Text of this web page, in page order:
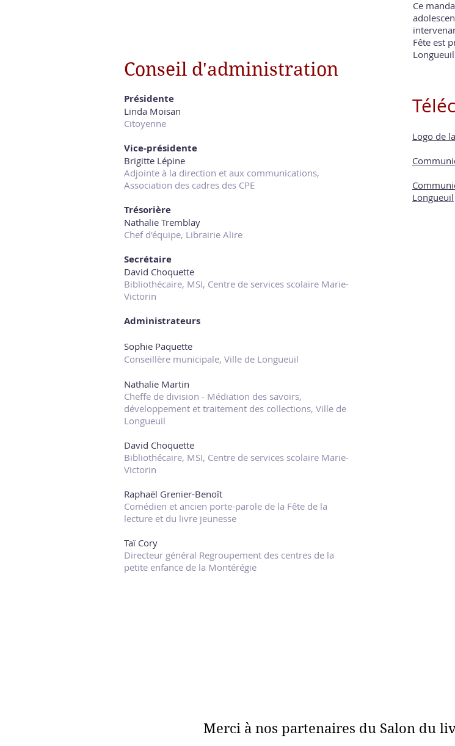
Conseil d'administration
Présidente
Linda Moisan
Citoyenne
Vice-présidente
Brigitte Lépine
Adjointe à la direction et aux communications,
Association des cadres des CPE
Trésorière
Nathalie Tremblay
Chef d'équipe, Librairie Alire
Secrétaire
David Choquette
Bibliothécaire, MSI, Centre de services scolaire Marie-
Victorin
Administrateurs
Sophie Paquette
Conseillère municipale, Ville de Longueuil
Nathalie Martin
Cheffe de division - Médiation des savoirs,
développement et traitement des collections, Ville de
Longueuil
David Choquette
Bibliothécaire, MSI, Centre de services scolaire Marie-
Victorin
Raphaël Grenier-Benoît
Comédien et ancien porte-parole de la Fête de la
lecture et du livre jeunesse
Taï Cory
Directeur général Regroupement des centres de la
petite enfance de la Montérégie
Ce
Fête est
Logo de
Longueuil
Merci à nos partenaires du Salon du